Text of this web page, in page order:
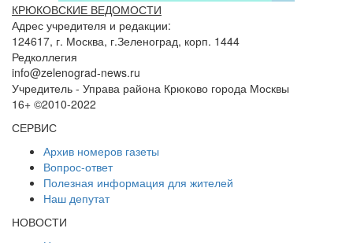
КРЮКОВСКИЕ ВЕДОМОСТИ
Адрес учредителя и редакции:
124617, г. Москва, г.Зеленоград, корп. 1444
Редколлегия
info@zelenograd-news.ru
Учредитель - Управа района Крюково города Москвы
16+ ©2010-2022
СЕРВИС
Архив номеров газеты
Вопрос-ответ
Полезная информация для жителей
Наш депутат
НОВОСТИ